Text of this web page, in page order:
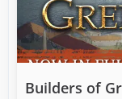
Builders of